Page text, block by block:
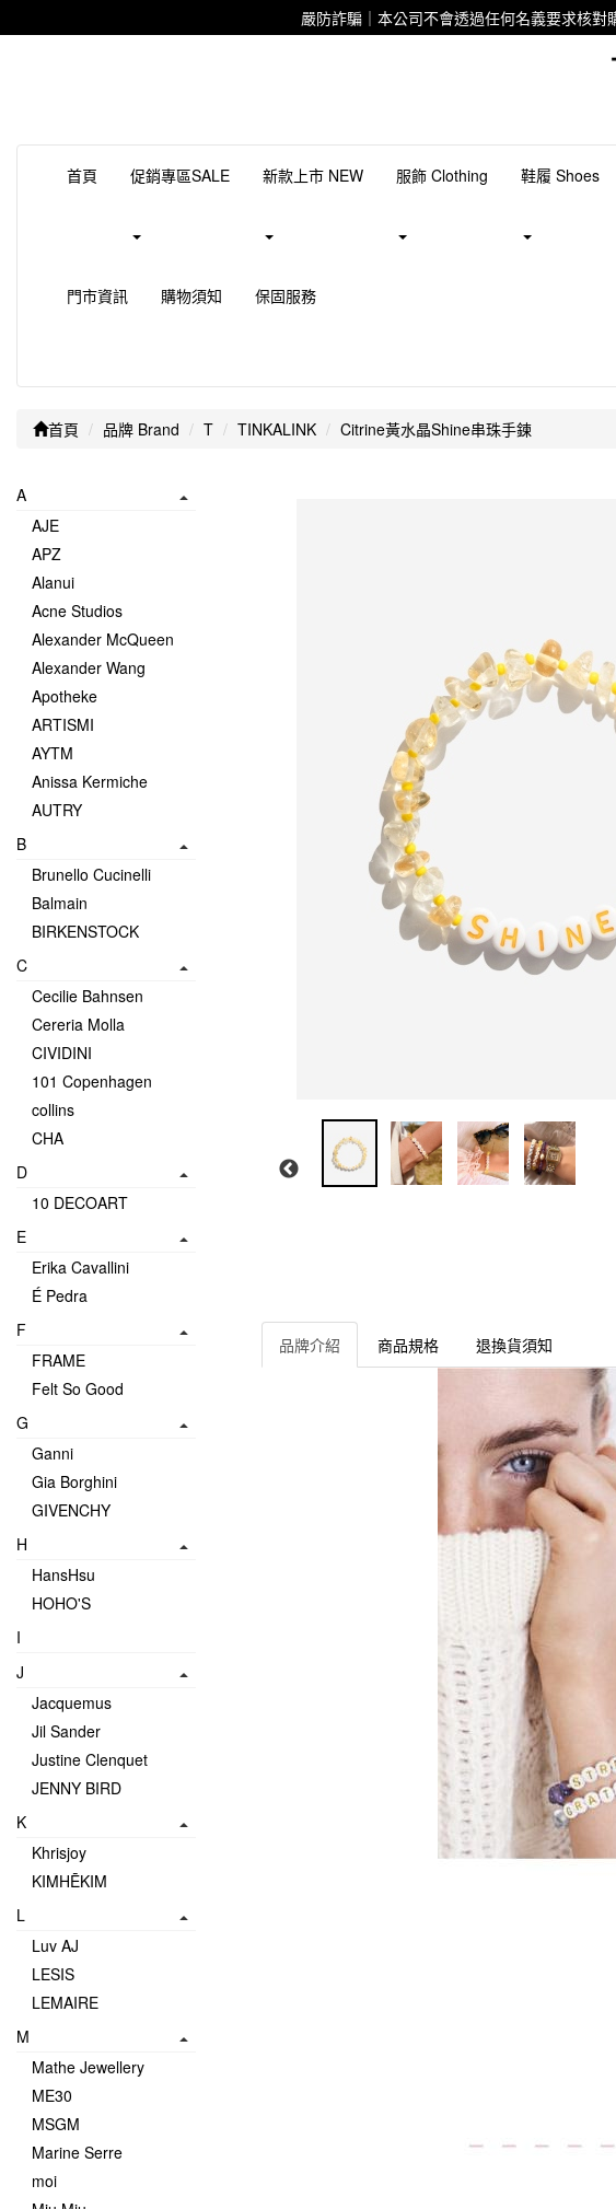
嚴防詐騙｜本公司不會透過任何名義要求核
首頁 促銷專區SALE 新款上市 NEW 服飾 Clothing 鞋履 Shoes
門市資訊 購物須知 保固服務
首頁 品牌 Brand T TINKALINK Citrine黃水晶Shine串珠手鍊
A
AJE
APZ
Alanui
Acne Studios
Alexander McQueen
Alexander Wang
Apotheke
ARTISMI
AYTM
Anissa Kermiche
AUTRY
B
Brunello Cucinelli
Balmain
BIRKENSTOCK
C
Cecilie Bahnsen
Cereria Molla
CIVIDINI
101 Copenhagen
collins
CHA
D
10 DECOART
E
Erika Cavallini
É Pedra
F
FRAME
Felt So Good
G
Ganni
Gia Borghini
GIVENCHY
H
HansHsu
HOHO'S
I
J
Jacquemus
Jil Sander
Justine Clenquet
JENNY BIRD
K
Khrisjoy
KIMHĒKIM
L
Luv AJ
LESIS
LEMAIRE
M
Mathe Jewellery
ME30
MSGM
Marine Serre
moi
品牌介紹 商品規格 退換貨須知